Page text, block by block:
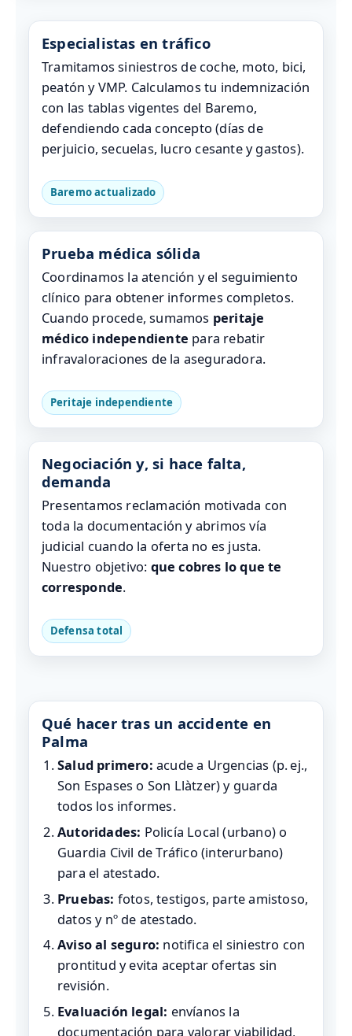
Especialistas en tráfico
Tramitamos siniestros de coche, moto, bici,
peatón y VMP. Calculamos tu indemnización
con las tablas vigentes del Baremo,
defendiendo cada concepto (días de
perjuicio, secuelas, lucro cesante y gastos).
Baremo actualizado
Prueba médica sólida
Coordinamos la atención y el seguimiento
clínico para obtener informes completos.
Cuando procede, sumamos peritaje
médico independiente para rebatir
infravaloraciones de la aseguradora.
Peritaje independiente
Negociación y, si hace falta,
demanda
Presentamos reclamación motivada con
toda la documentación y abrimos vía
judicial cuando la oferta no es justa.
Nuestro objetivo: que cobres lo que te
corresponde.
Defensa total
Qué hacer tras un accidente en
Palma
Salud primero: acude a Urgencias (p. ej.,
Son Espases o Son Llàtzer) y guarda
todos los informes.
Autoridades: Policía Local (urbano) o
Guardia Civil de Tráfico (interurbano)
para el atestado.
Pruebas: fotos, testigos, parte amistoso,
datos y nº de atestado.
Aviso al seguro: notifica el siniestro con
prontitud y evita aceptar ofertas sin
revisión.
Evaluación legal: envíanos la
documentación para valorar viabilidad,